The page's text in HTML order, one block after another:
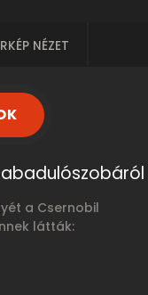
NÉZET
a Csernobil
látták: